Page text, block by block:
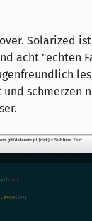
Solarized
acht "echten
schmerzen